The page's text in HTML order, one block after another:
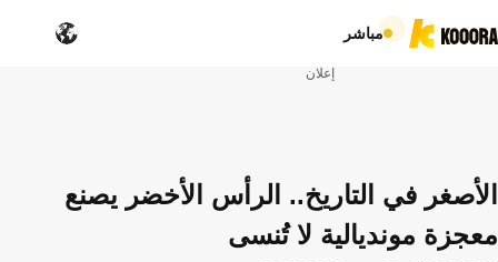
مباشر
إعلان
الأصغر في التاريخ.. الرأس الأخضر يصنع
معجزة مونديالية لا تُنسى